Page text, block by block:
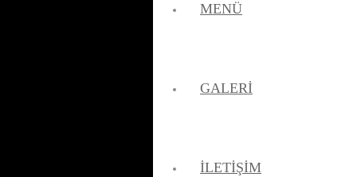
MENÜ
GALERI
İLETIŞIM